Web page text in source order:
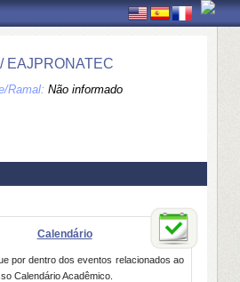
EAJPRONATEC
Ramal: Não informado
Calendário
por dentro dos eventos relacionados ao
Calendário Acadêmico.